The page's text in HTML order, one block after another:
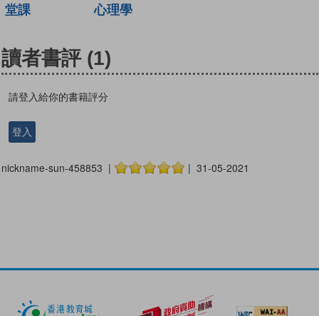
堂課
心理學
讀者書評 (1)
請登入給你的書籍評分
登入
nickname-sun-458853 | | 31-05-2021